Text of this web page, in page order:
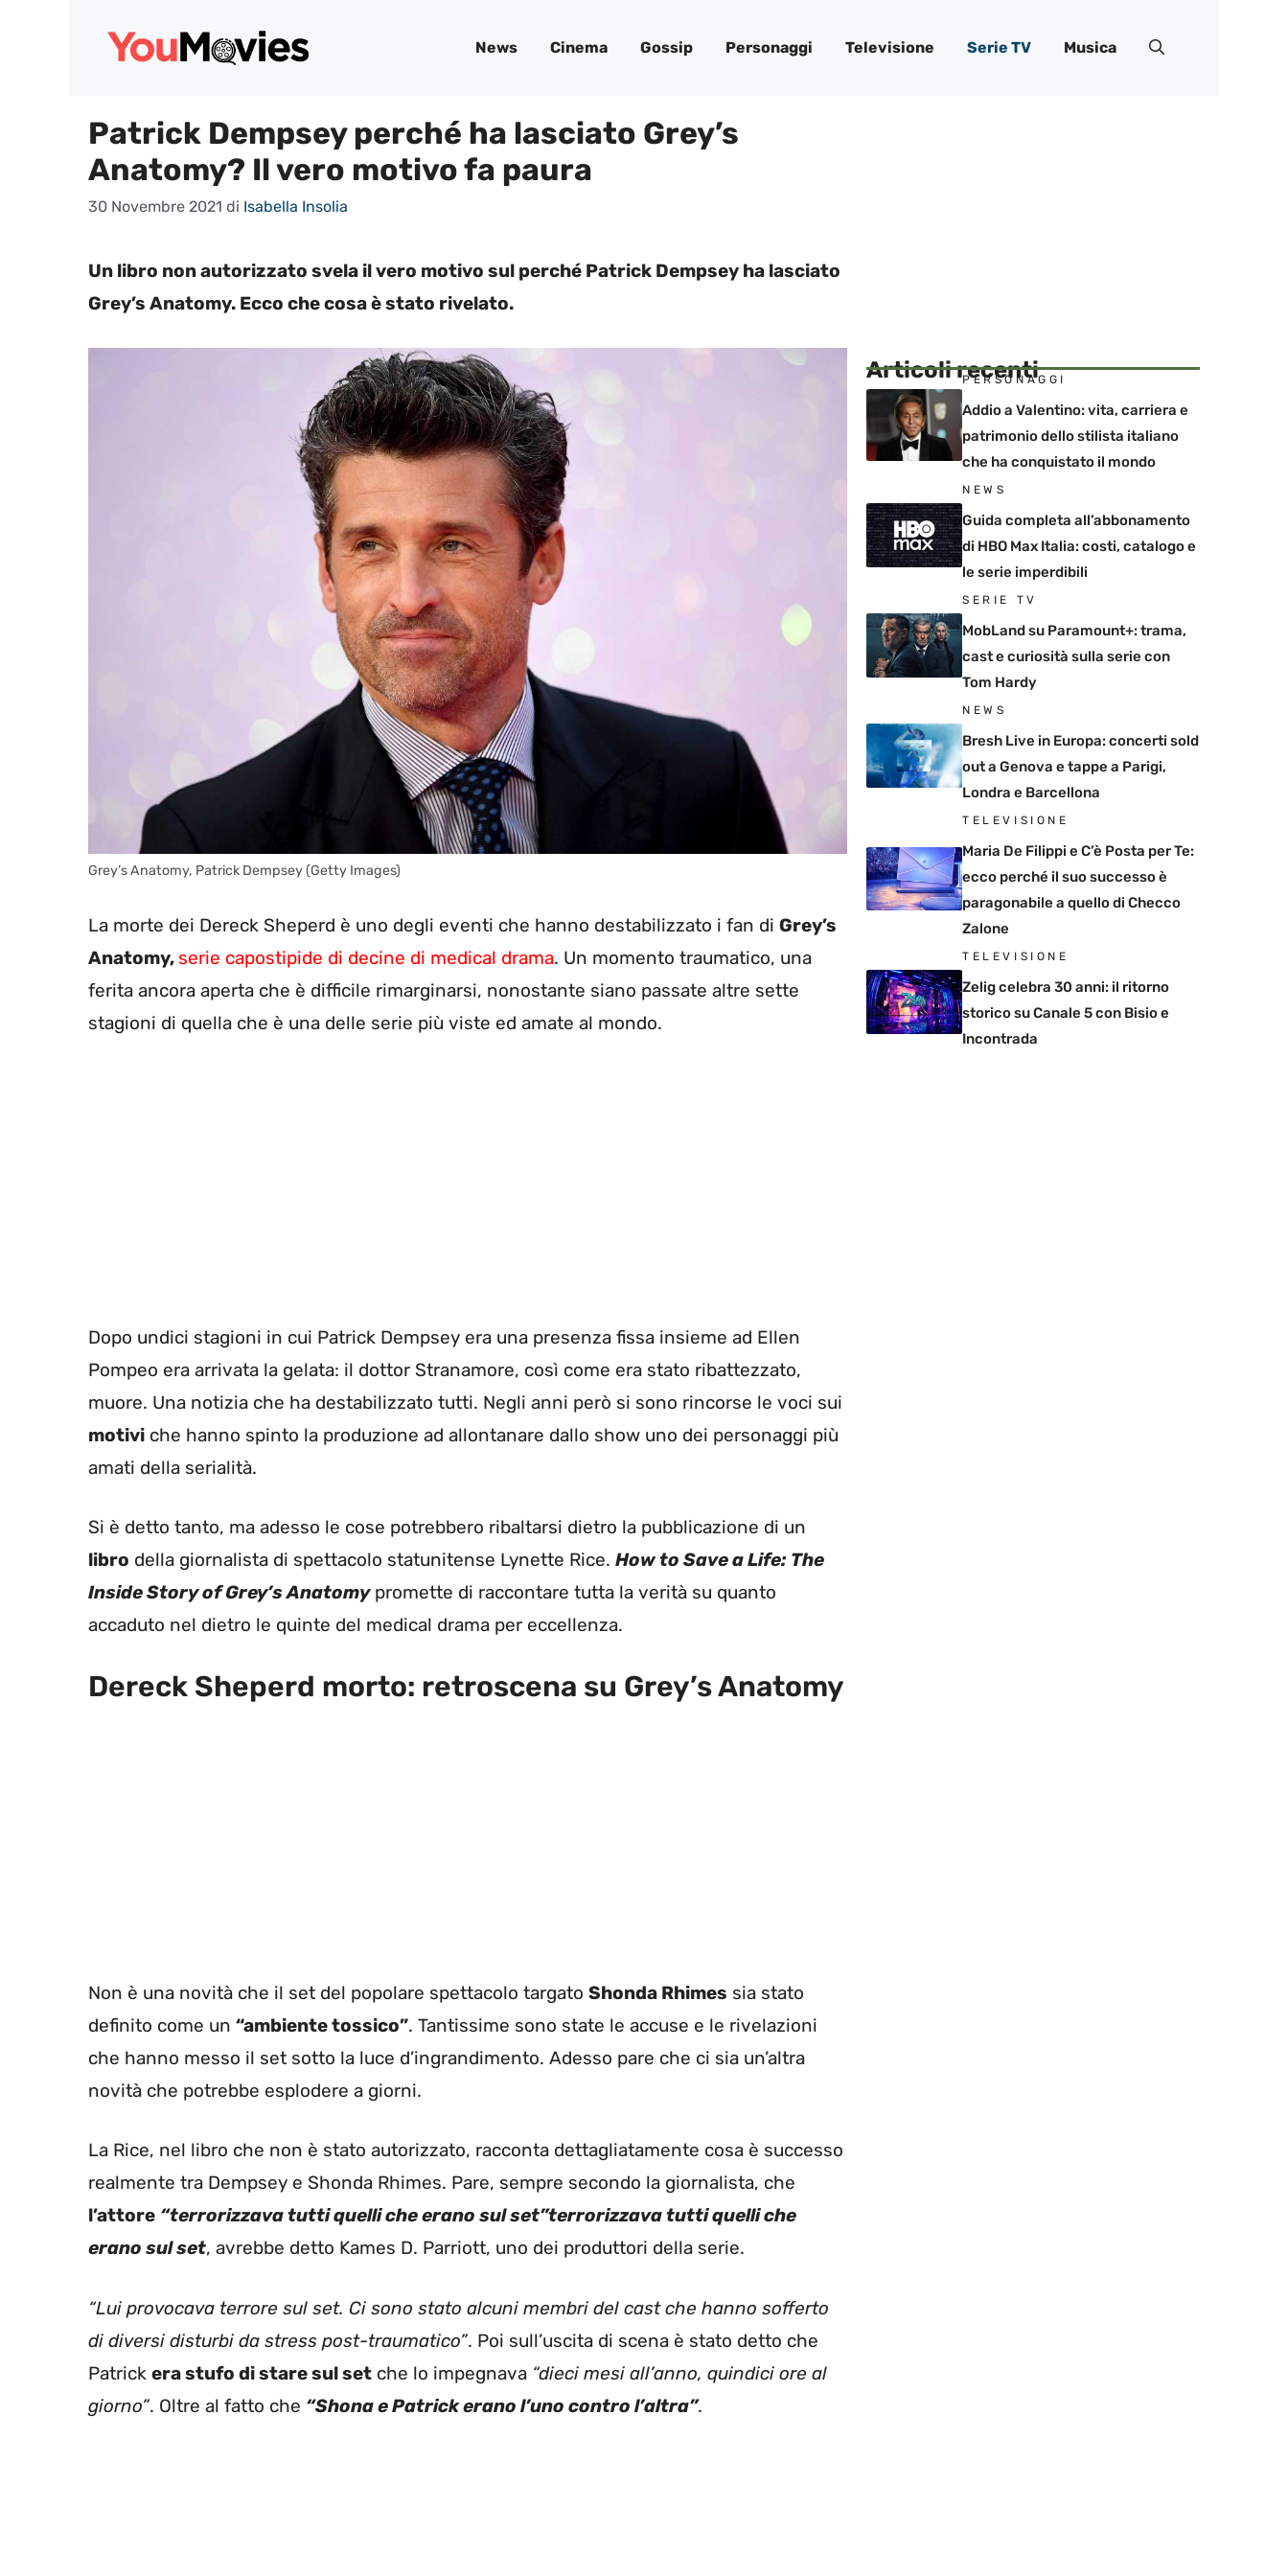
News Cinema Gossip Personaggi Televisione Serie TV Musica
Patrick Dempsey perché ha lasciato Grey’s
Anatomy? Il vero motivo fa paura
30 Novembre 2021 di Isabella Insolia
Un libro non autorizzato svela il vero motivo sul perché Patrick Dempsey ha lasciato
Grey’s Anatomy. Ecco che cosa è stato rivelato.
Grey’s Anatomy, Patrick Dempsey (Getty Images)
La morte dei Dereck Sheperd è uno degli eventi che hanno destabilizzato i fan di Grey’s
Anatomy, serie capostipide di decine di medical drama. Un momento traumatico, una
ferita ancora aperta che è difficile rimarginarsi, nonostante siano passate altre sette
stagioni di quella che è una delle serie più viste ed amate al mondo.
Dopo undici stagioni in cui Patrick Dempsey era una presenza fissa insieme ad Ellen
Pompeo era arrivata la gelata: il dottor Stranamore, così come era stato ribattezzato,
muore. Una notizia che ha destabilizzato tutti. Negli anni però si sono rincorse le voci sui
motivi che hanno spinto la produzione ad allontanare dallo show uno dei personaggi più
amati della serialità.
Si è detto tanto, ma adesso le cose potrebbero ribaltarsi dietro la pubblicazione di un
libro della giornalista di spettacolo statunitense Lynette Rice. How to Save a Life: The
Inside Story of Grey’s Anatomypromette di raccontare tutta la verità su quanto
accaduto nel dietro le quinte del medical drama per eccellenza.
Dereck Sheperd morto: retroscena su Grey’s Anatomy
Non è una novità che il set del popolare spettacolo targato Shonda Rhimes sia stato
definito come un “ambiente tossico”. Tantissime sono state le accuse e le rivelazioni
che hanno messo il set sotto la luce d’ingrandimento. Adesso pare che ci sia un’altra
novità che potrebbe esplodere a giorni.
La Rice, nel libro che non è stato autorizzato, racconta dettagliatamente cosa è successo
realmente tra Dempsey e Shonda Rhimes. Pare, sempre secondo la giornalista, che
l’attore “terrorizzava tutti quelli che erano sul set”terrorizzava tutti quelli che
erano sul set, avrebbe detto Kames D. Parriott, uno dei produttori della serie.
“Lui provocava terrore sul set. Ci sono stato alcuni membri del cast che hanno sofferto
di diversi disturbi da stress post-traumatico”. Poi sull’uscita di scena è stato detto che
Patrick era stufo di stare sul set che lo impegnava “dieci mesi all’anno, quindici ore al
giorno”. Oltre al fatto che “Shona e Patrick erano l’uno contro l’altra”.
Articoli recenti
PERSONAGGI
Addio a Valentino: vita, carriera e
patrimonio dello stilista italiano
che ha conquistato il mondo
NEWS
Guida completa all’abbonamento
di HBO Max Italia: costi, catalogo e
le serie imperdibili
SERIE TV
MobLand su Paramount+: trama,
cast e curiosità sulla serie con
Tom Hardy
NEWS
Bresh Live in Europa: concerti sold
out a Genova e tappe a Parigi,
Londra e Barcellona
TELEVISIONE
Maria De Filippi e C’è Posta per Te:
ecco perché il suo successo è
paragonabile a quello di Checco
Zalone
TELEVISIONE
Zelig celebra 30 anni: il ritorno
storico su Canale 5 con Bisio e
Incontrada